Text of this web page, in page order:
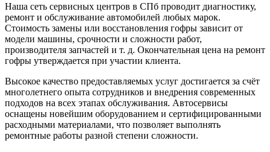
Наша сеть сервисных центров в СПб проводит диагностику,
ремонт и обслуживание автомобилей любых марок.
Стоимость замены или восстановления гофры зависит от
модели машины, срочности и сложности работ,
производителя запчастей и т. д. Окончательная цена на ремонт
гофры утверждается при участии клиента.
Высокое качество предоставляемых услуг достигается за счёт
многолетнего опыта сотрудников и внедрения современных
подходов на всех этапах обслуживания. Автосервисы
оснащены новейшим оборудованием и сертифицированными
расходными материалами, что позволяет выполнять
ремонтные работы разной степени сложности.